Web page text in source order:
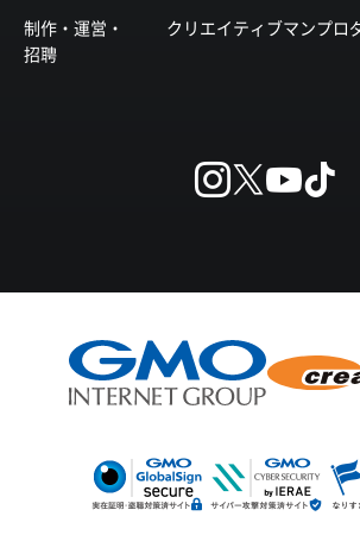
制作・運営・
招聘
クリエイティブマンプロ